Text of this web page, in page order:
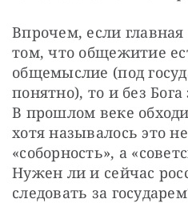
Впрочем, если главная
том, что общежитие
общемыслие (под
понятно), то и без
В прошлом веке
хотя называлось это
«соборность», а
Нужен ли и сейчас
следовать за